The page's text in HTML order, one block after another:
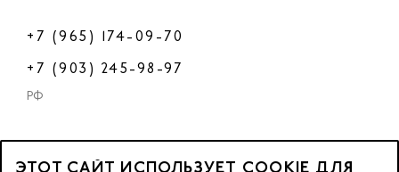
+7 (965) 174-09-70
+7 (903) 245-98-97
РФ
2023 © OOO «Нейл Профешнл».